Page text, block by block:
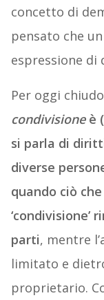
concetto di
pensato che
espressione di
Per oggi
condivisioneè
si parla di
diverse
quando ciò
‘condivisione’
parti, mentre
limitato e
proprietario.